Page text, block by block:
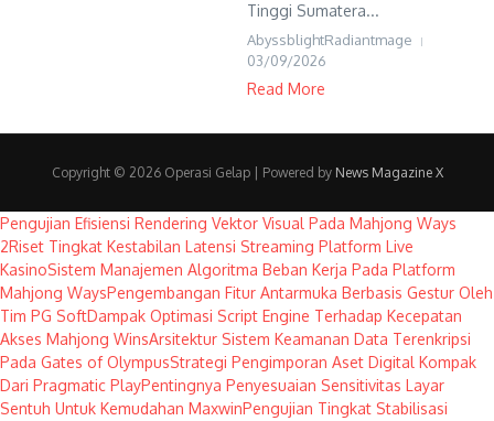
Tinggi Sumatera...
AbyssblightRadiantmage
03/09/2026
Read More
Copyright © 2026 Operasi Gelap | Powered by News Magazine X
Pengujian Efisiensi Rendering Vektor Visual Pada Mahjong Ways
2Riset Tingkat Kestabilan Latensi Streaming Platform Live
KasinoSistem Manajemen Algoritma Beban Kerja Pada Platform
Mahjong WaysPengembangan Fitur Antarmuka Berbasis Gestur Oleh
Tim PG SoftDampak Optimasi Script Engine Terhadap Kecepatan
Akses Mahjong WinsArsitektur Sistem Keamanan Data Terenkripsi
Pada Gates of OlympusStrategi Pengimporan Aset Digital Kompak
Dari Pragmatic PlayPentingnya Penyesuaian Sensitivitas Layar
Sentuh Untuk Kemudahan MaxwinPengujian Tingkat Stabilisasi